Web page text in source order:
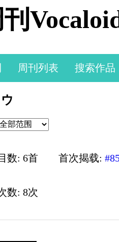
刊
周刊列表 搜索作品
数: 6首 首次揭载:
数: 8次